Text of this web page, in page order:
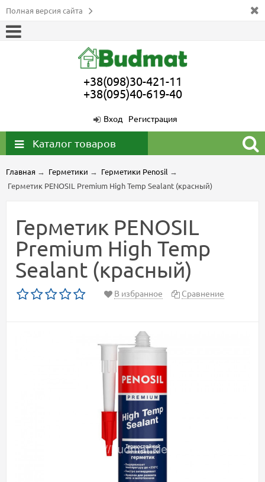
Полная версия сайта
+38(098)30-421-11
+38(095)40-619-40
Вход Регистрация
Каталог товаров
Главная → Герметики → Герметики Penosil →
Герметик PENOSIL Premium High Temp Sealant (красный)
Герметик PENOSIL
Premium High Temp
Sealant (красный)
В избранное Сравнение